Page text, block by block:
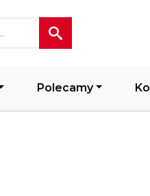
Polecamy